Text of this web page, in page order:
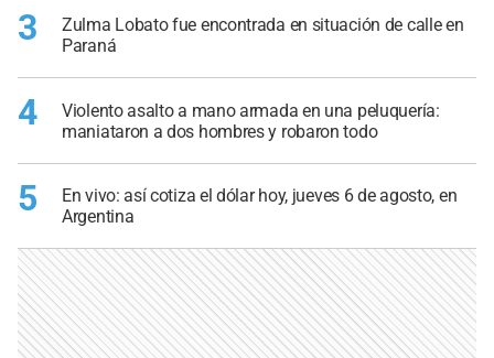
3
Zulma Lobato fue encontrada en situación de calle en
Paraná
4
Violento asalto a mano armada en una peluquería:
maniataron a dos hombres y robaron todo
5
En vivo: así cotiza el dólar hoy, jueves 6 de agosto, en
Argentina